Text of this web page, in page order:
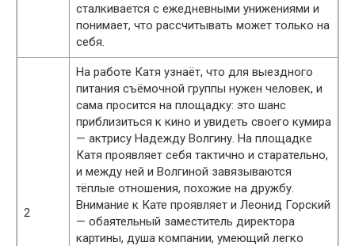
сталкивается с ежедневными унижениями и
понимает, что рассчитывать может только на
себя.
2
На работе Катя узнаёт, что для выездного
питания съёмочной группы нужен человек, и
сама просится на площадку: это шанс
приблизиться к кино и увидеть своего кумира
— актрису Надежду Волгину. На площадке
Катя проявляет себя тактично и старательно,
и между ней и Волгиной завязываются
тёплые отношения, похожие на дружбу.
Внимание к Кате проявляет и Леонид Горский
— обаятельный заместитель директора
картины, душа компании, умеющий легко